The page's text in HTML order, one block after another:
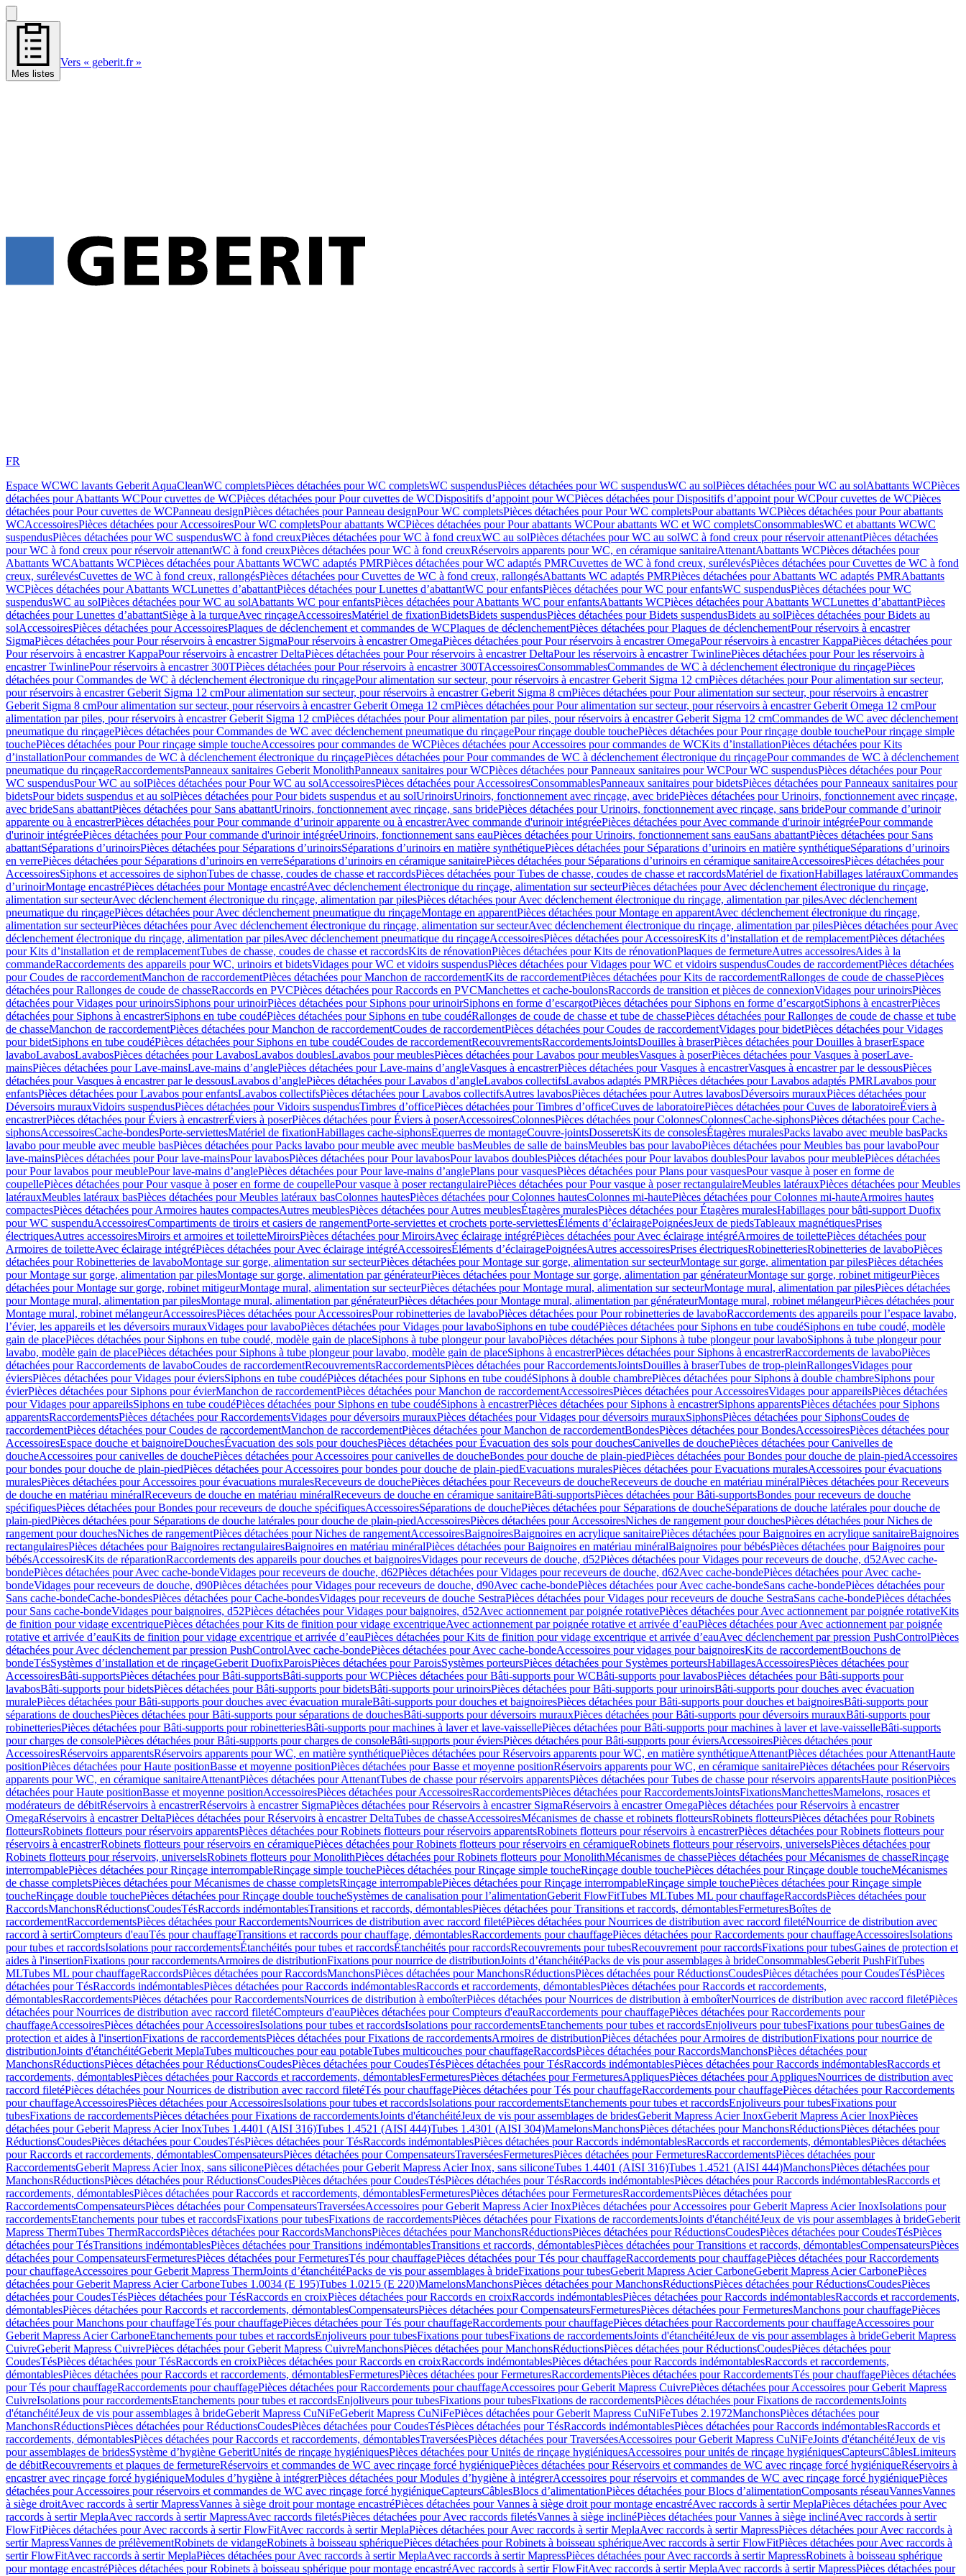
Mes listes
Vers « geberit.fr »
FR
Espace WCWC lavants Geberit AquaCleanWC completsPièces détachées pour WC completsWC suspendusPièces détachées pour WC suspendusWC au solPièces détachées pour WC au solAbattants WCPièces
détachées pour Abattants WCPour cuvettes de WCPièces détachées pour Pour cuvettes de WCDispositifs d’appoint pour WCPièces détachées pour Dispositifs d’appoint pour WCPour cuvettes de WCPièces
détachées pour Pour cuvettes de WCPanneau designPièces détachées pour Panneau designPour WC completsPièces détachées pour Pour WC completsPour abattants WCPièces détachées pour Pour abattants
WCAccessoiresPièces détachées pour AccessoiresPour WC completsPour abattants WCPièces détachées pour Pour abattants WCPour abattants WC et WC completsConsommablesWC et abattants WCWC
suspendusPièces détachées pour WC suspendusWC à fond creuxPièces détachées pour WC à fond creuxWC au solPièces détachées pour WC au solWC à fond creux pour réservoir attenantPièces détachées
pour WC à fond creux pour réservoir attenantWC à fond creuxPièces détachées pour WC à fond creuxRéservoirs apparents pour WC, en céramique sanitaireAttenantAbattants WCPièces détachées pour
Abattants WCAbattants WCPièces détachées pour Abattants WCWC adaptés PMRPièces détachées pour WC adaptés PMRCuvettes de WC à fond creux, surélevésPièces détachées pour Cuvettes de WC à fond
creux, surélevésCuvettes de WC à fond creux, rallongésPièces détachées pour Cuvettes de WC à fond creux, rallongésAbattants WC adaptés PMRPièces détachées pour Abattants WC adaptés PMRAbattants
WCPièces détachées pour Abattants WCLunettes d’abattantPièces détachées pour Lunettes d’abattantWC pour enfantsPièces détachées pour WC pour enfantsWC suspendusPièces détachées pour WC
suspendusWC au solPièces détachées pour WC au solAbattants WC pour enfantsPièces détachées pour Abattants WC pour enfantsAbattants WCPièces détachées pour Abattants WCLunettes d’abattantPièces
détachées pour Lunettes d’abattantSiège à la turqueAvec rinçageAccessoiresMatériel de fixationBidetsBidets suspendusPièces détachées pour Bidets suspendusBidets au solPièces détachées pour Bidets au
solAccessoiresPièces détachées pour AccessoiresPlaques de déclenchement et commandes de WCPlaques de déclenchementPièces détachées pour Plaques de déclenchementPour réservoirs à encastrer
SigmaPièces détachées pour Pour réservoirs à encastrer SigmaPour réservoirs à encastrer OmegaPièces détachées pour Pour réservoirs à encastrer OmegaPour réservoirs à encastrer KappaPièces détachées pour
Pour réservoirs à encastrer KappaPour réservoirs à encastrer DeltaPièces détachées pour Pour réservoirs à encastrer DeltaPour les réservoirs à encastrer TwinlinePièces détachées pour Pour les réservoirs à
encastrer TwinlinePour réservoirs à encastrer 300TPièces détachées pour Pour réservoirs à encastrer 300TAccessoiresConsommablesCommandes de WC à déclenchement électronique du rinçagePièces
détachées pour Commandes de WC à déclenchement électronique du rinçagePour alimentation sur secteur, pour réservoirs à encastrer Geberit Sigma 12 cmPièces détachées pour Pour alimentation sur secteur,
pour réservoirs à encastrer Geberit Sigma 12 cmPour alimentation sur secteur, pour réservoirs à encastrer Geberit Sigma 8 cmPièces détachées pour Pour alimentation sur secteur, pour réservoirs à encastrer
Geberit Sigma 8 cmPour alimentation sur secteur, pour réservoirs à encastrer Geberit Omega 12 cmPièces détachées pour Pour alimentation sur secteur, pour réservoirs à encastrer Geberit Omega 12 cmPour
alimentation par piles, pour réservoirs à encastrer Geberit Sigma 12 cmPièces détachées pour Pour alimentation par piles, pour réservoirs à encastrer Geberit Sigma 12 cmCommandes de WC avec déclenchement
pneumatique du rinçagePièces détachées pour Commandes de WC avec déclenchement pneumatique du rinçagePour rinçage double touchePièces détachées pour Pour rinçage double touchePour rinçage simple
touchePièces détachées pour Pour rinçage simple toucheAccessoires pour commandes de WCPièces détachées pour Accessoires pour commandes de WCKits d’installationPièces détachées pour Kits
d’installationPour commandes de WC à déclenchement électronique du rinçagePièces détachées pour Pour commandes de WC à déclenchement électronique du rinçagePour commandes de WC à déclenchement
pneumatique du rinçageRaccordementsPanneaux sanitaires Geberit MonolithPanneaux sanitaires pour WCPièces détachées pour Panneaux sanitaires pour WCPour WC suspendusPièces détachées pour Pour
WC suspendusPour WC au solPièces détachées pour Pour WC au solAccessoiresPièces détachées pour AccessoiresConsommablesPanneaux sanitaires pour bidetsPièces détachées pour Panneaux sanitaires pour
bidetsPour bidets suspendus et au solPièces détachées pour Pour bidets suspendus et au solUrinoirsUrinoirs, fonctionnement avec rinçage, avec bridePièces détachées pour Urinoirs, fonctionnement avec rinçage,
avec brideSans abattantPièces détachées pour Sans abattantUrinoirs, fonctionnement avec rinçage, sans bridePièces détachées pour Urinoirs, fonctionnement avec rinçage, sans bridePour commande d’urinoir
apparente ou à encastrerPièces détachées pour Pour commande d’urinoir apparente ou à encastrerAvec commande d'urinoir intégréePièces détachées pour Avec commande d'urinoir intégréePour commande
d'urinoir intégréePièces détachées pour Pour commande d'urinoir intégréeUrinoirs, fonctionnement sans eauPièces détachées pour Urinoirs, fonctionnement sans eauSans abattantPièces détachées pour Sans
abattantSéparations d’urinoirsPièces détachées pour Séparations d’urinoirsSéparations d’urinoirs en matière synthétiquePièces détachées pour Séparations d’urinoirs en matière synthétiqueSéparations d’urinoirs
en verrePièces détachées pour Séparations d’urinoirs en verreSéparations d’urinoirs en céramique sanitairePièces détachées pour Séparations d’urinoirs en céramique sanitaireAccessoiresPièces détachées pour
AccessoiresSiphons et accessoires de siphonTubes de chasse, coudes de chasse et raccordsPièces détachées pour Tubes de chasse, coudes de chasse et raccordsMatériel de fixationHabillages latérauxCommandes
dʼurinoirMontage encastréPièces détachées pour Montage encastréAvec déclenchement électronique du rinçage, alimentation sur secteurPièces détachées pour Avec déclenchement électronique du rinçage,
alimentation sur secteurAvec déclenchement électronique du rinçage, alimentation par pilesPièces détachées pour Avec déclenchement électronique du rinçage, alimentation par pilesAvec déclenchement
pneumatique du rinçagePièces détachées pour Avec déclenchement pneumatique du rinçageMontage en apparentPièces détachées pour Montage en apparentAvec déclenchement électronique du rinçage,
alimentation sur secteurPièces détachées pour Avec déclenchement électronique du rinçage, alimentation sur secteurAvec déclenchement électronique du rinçage, alimentation par pilesPièces détachées pour Avec
déclenchement électronique du rinçage, alimentation par pilesAvec déclenchement pneumatique du rinçageAccessoiresPièces détachées pour AccessoiresKits d’installation et de remplacementPièces détachées
pour Kits d’installation et de remplacementTubes de chasse, coudes de chasse et raccordsKits de rénovationPièces détachées pour Kits de rénovationPlaques de fermetureAutres accessoiresAides à la
commandeRaccordements des appareils pour WC, urinoirs et bidetsVidages pour WC et vidoirs suspendusPièces détachées pour Vidages pour WC et vidoirs suspendusCoudes de raccordementPièces détachées
pour Coudes de raccordementManchon de raccordementPièces détachées pour Manchon de raccordementKits de raccordementPièces détachées pour Kits de raccordementRallonges de coude de chassePièces
détachées pour Rallonges de coude de chasseRaccords en PVCPièces détachées pour Raccords en PVCManchettes et cache-boulonsRaccords de transition et pièces de connexionVidages pour urinoirsPièces
détachées pour Vidages pour urinoirsSiphons pour urinoirPièces détachées pour Siphons pour urinoirSiphons en forme d’escargotPièces détachées pour Siphons en forme d’escargotSiphons à encastrerPièces
détachées pour Siphons à encastrerSiphons en tube coudéPièces détachées pour Siphons en tube coudéRallonges de coude de chasse et tube de chassePièces détachées pour Rallonges de coude de chasse et tube
de chasseManchon de raccordementPièces détachées pour Manchon de raccordementCoudes de raccordementPièces détachées pour Coudes de raccordementVidages pour bidetPièces détachées pour Vidages
pour bidetSiphons en tube coudéPièces détachées pour Siphons en tube coudéCoudes de raccordementRecouvrementsRaccordementsJointsDouilles à braserPièces détachées pour Douilles à braserEspace
lavaboLavabosLavabosPièces détachées pour LavabosLavabos doublesLavabos pour meublesPièces détachées pour Lavabos pour meublesVasques à poserPièces détachées pour Vasques à poserLave-
mainsPièces détachées pour Lave-mainsLave-mains d’anglePièces détachées pour Lave-mains d’angleVasques à encastrerPièces détachées pour Vasques à encastrerVasques à encastrer par le dessousPièces
détachées pour Vasques à encastrer par le dessousLavabos d’anglePièces détachées pour Lavabos d’angleLavabos collectifsLavabos adaptés PMRPièces détachées pour Lavabos adaptés PMRLavabos pour
enfantsPièces détachées pour Lavabos pour enfantsLavabos collectifsPièces détachées pour Lavabos collectifsAutres lavabosPièces détachées pour Autres lavabosDéversoirs murauxPièces détachées pour
Déversoirs murauxVidoirs suspendusPièces détachées pour Vidoirs suspendusTimbres dʼofficePièces détachées pour Timbres dʼofficeCuves de laboratoirePièces détachées pour Cuves de laboratoireÉviers à
encastrerPièces détachées pour Éviers à encastrerÉviers à poserPièces détachées pour Éviers à poserAccessoiresColonnesPièces détachées pour ColonnesColonnesCache-siphonsPièces détachées pour Cache-
siphonsAccessoiresCache-bondesPorte-serviettesMatériel de fixationHabillages cache-siphonsEquerres de montageCouvre-jointsDosseretsKits de consolesÉtagères muralesPacks lavabo avec meuble basPacks
lavabo pour meuble avec meuble basPièces détachées pour Packs lavabo pour meuble avec meuble basMeubles de salle de bainsMeubles bas pour lavaboPièces détachées pour Meubles bas pour lavaboPour
lave-mainsPièces détachées pour Pour lave-mainsPour lavabosPièces détachées pour Pour lavabosPour lavabos doublesPièces détachées pour Pour lavabos doublesPour lavabos pour meublePièces détachées
pour Pour lavabos pour meublePour lave-mains d’anglePièces détachées pour Pour lave-mains d’anglePlans pour vasquesPièces détachées pour Plans pour vasquesPour vasque à poser en forme de
coupellePièces détachées pour Pour vasque à poser en forme de coupellePour vasque à poser rectangulairePièces détachées pour Pour vasque à poser rectangulaireMeubles latérauxPièces détachées pour Meubles
latérauxMeubles latéraux basPièces détachées pour Meubles latéraux basColonnes hautesPièces détachées pour Colonnes hautesColonnes mi-hautePièces détachées pour Colonnes mi-hauteArmoires hautes
compactesPièces détachées pour Armoires hautes compactesAutres meublesPièces détachées pour Autres meublesÉtagères muralesPièces détachées pour Étagères muralesHabillages pour bâti-support Duofix
pour WC suspenduAccessoiresCompartiments de tiroirs et casiers de rangementPorte-serviettes et crochets porte-serviettesÉléments d’éclairagePoignéesJeux de piedsTableaux magnétiquesPrises
électriquesAutres accessoiresMiroirs et armoires et toiletteMiroirsPièces détachées pour MiroirsAvec éclairage intégréPièces détachées pour Avec éclairage intégréArmoires de toilettePièces détachées pour
Armoires de toiletteAvec éclairage intégréPièces détachées pour Avec éclairage intégréAccessoiresÉléments d’éclairagePoignéesAutres accessoiresPrises électriquesRobinetteriesRobinetteries de lavaboPièces
détachées pour Robinetteries de lavaboMontage sur gorge, alimentation sur secteurPièces détachées pour Montage sur gorge, alimentation sur secteurMontage sur gorge, alimentation par pilesPièces détachées
pour Montage sur gorge, alimentation par pilesMontage sur gorge, alimentation par générateurPièces détachées pour Montage sur gorge, alimentation par générateurMontage sur gorge, robinet mitigeurPièces
détachées pour Montage sur gorge, robinet mitigeurMontage mural, alimentation sur secteurPièces détachées pour Montage mural, alimentation sur secteurMontage mural, alimentation par pilesPièces détachées
pour Montage mural, alimentation par pilesMontage mural, alimentation par générateurPièces détachées pour Montage mural, alimentation par générateurMontage mural, robinet mélangeurPièces détachées pour
Montage mural, robinet mélangeurAccessoiresPièces détachées pour AccessoiresPour robinetteries de lavaboPièces détachées pour Pour robinetteries de lavaboRaccordements des appareils pour l’espace lavabo,
l’évier, les appareils et les déversoirs murauxVidages pour lavaboPièces détachées pour Vidages pour lavaboSiphons en tube coudéPièces détachées pour Siphons en tube coudéSiphons en tube coudé, modèle
gain de placePièces détachées pour Siphons en tube coudé, modèle gain de placeSiphons à tube plongeur pour lavaboPièces détachées pour Siphons à tube plongeur pour lavaboSiphons à tube plongeur pour
lavabo, modèle gain de placePièces détachées pour Siphons à tube plongeur pour lavabo, modèle gain de placeSiphons à encastrerPièces détachées pour Siphons à encastrerRaccordements de lavaboPièces
détachées pour Raccordements de lavaboCoudes de raccordementRecouvrementsRaccordementsPièces détachées pour RaccordementsJointsDouilles à braserTubes de trop-pleinRallongesVidages pour
éviersPièces détachées pour Vidages pour éviersSiphons en tube coudéPièces détachées pour Siphons en tube coudéSiphons à double chambrePièces détachées pour Siphons à double chambreSiphons pour
évierPièces détachées pour Siphons pour évierManchon de raccordementPièces détachées pour Manchon de raccordementAccessoiresPièces détachées pour AccessoiresVidages pour appareilsPièces détachées
pour Vidages pour appareilsSiphons en tube coudéPièces détachées pour Siphons en tube coudéSiphons à encastrerPièces détachées pour Siphons à encastrerSiphons apparentsPièces détachées pour Siphons
apparentsRaccordementsPièces détachées pour RaccordementsVidages pour déversoirs murauxPièces détachées pour Vidages pour déversoirs murauxSiphonsPièces détachées pour SiphonsCoudes de
raccordementPièces détachées pour Coudes de raccordementManchon de raccordementPièces détachées pour Manchon de raccordementBondesPièces détachées pour BondesAccessoiresPièces détachées pour
AccessoiresEspace douche et baignoireDouchesÉvacuation des sols pour douchesPièces détachées pour Évacuation des sols pour douchesCanivelles de douchePièces détachées pour Canivelles de
doucheAccessoires pour canivelles de douchePièces détachées pour Accessoires pour canivelles de doucheBondes pour douche de plain-piedPièces détachées pour Bondes pour douche de plain-piedAccessoires
pour bondes pour douche de plain-piedPièces détachées pour Accessoires pour bondes pour douche de plain-piedEvacuations muralesPièces détachées pour Evacuations muralesAccessoires pour évacuations
muralesPièces détachées pour Accessoires pour évacuations muralesReceveurs de douchePièces détachées pour Receveurs de doucheReceveurs de douche en matériau minéralPièces détachées pour Receveurs
de douche en matériau minéralReceveurs de douche en matériau minéralReceveurs de douche en céramique sanitaireBâti-supportsPièces détachées pour Bâti-supportsBondes pour receveurs de douche
spécifiquesPièces détachées pour Bondes pour receveurs de douche spécifiquesAccessoiresSéparations de douchePièces détachées pour Séparations de doucheSéparations de douche latérales pour douche de
plain-piedPièces détachées pour Séparations de douche latérales pour douche de plain-piedAccessoiresPièces détachées pour AccessoiresNiches de rangement pour douchesPièces détachées pour Niches de
rangement pour douchesNiches de rangementPièces détachées pour Niches de rangementAccessoiresBaignoiresBaignoires en acrylique sanitairePièces détachées pour Baignoires en acrylique sanitaireBaignoires
rectangulairesPièces détachées pour Baignoires rectangulairesBaignoires en matériau minéralPièces détachées pour Baignoires en matériau minéralBaignoires pour bébésPièces détachées pour Baignoires pour
bébésAccessoiresKits de réparationRaccordements des appareils pour douches et baignoiresVidages pour receveurs de douche, d52Pièces détachées pour Vidages pour receveurs de douche, d52Avec cache-
bondePièces détachées pour Avec cache-bondeVidages pour receveurs de douche, d62Pièces détachées pour Vidages pour receveurs de douche, d62Avec cache-bondePièces détachées pour Avec cache-
bondeVidages pour receveurs de douche, d90Pièces détachées pour Vidages pour receveurs de douche, d90Avec cache-bondePièces détachées pour Avec cache-bondeSans cache-bondePièces détachées pour
Sans cache-bondeCache-bondesPièces détachées pour Cache-bondesVidages pour receveurs de douche SestraPièces détachées pour Vidages pour receveurs de douche SestraSans cache-bondePièces détachées
pour Sans cache-bondeVidages pour baignoires, d52Pièces détachées pour Vidages pour baignoires, d52Avec actionnement par poignée rotativePièces détachées pour Avec actionnement par poignée rotativeKits
de finition pour vidage excentriquePièces détachées pour Kits de finition pour vidage excentriqueAvec actionnement par poignée rotative et arrivée d’eauPièces détachées pour Avec actionnement par poignée
rotative et arrivée d’eauKits de finition pour vidage excentrique et arrivée d’eauPièces détachées pour Kits de finition pour vidage excentrique et arrivée d’eauAvec déclenchement par pression PushControlPièces
détachées pour Avec déclenchement par pression PushControlAvec cache-bondePièces détachées pour Avec cache-bondeAccessoires pour vidages pour baignoiresKits de raccordementBouchons de
bondeTésSystèmes d’installation et de rinçageGeberit DuofixParoisPièces détachées pour ParoisSystèmes porteursPièces détachées pour Systèmes porteursHabillagesAccessoiresPièces détachées pour
AccessoiresBâti-supportsPièces détachées pour Bâti-supportsBâti-supports pour WCPièces détachées pour Bâti-supports pour WCBâti-supports pour lavabosPièces détachées pour Bâti-supports pour
lavabosBâti-supports pour bidetsPièces détachées pour Bâti-supports pour bidetsBâti-supports pour urinoirsPièces détachées pour Bâti-supports pour urinoirsBâti-supports pour douches avec évacuation
muralePièces détachées pour Bâti-supports pour douches avec évacuation muraleBâti-supports pour douches et baignoiresPièces détachées pour Bâti-supports pour douches et baignoiresBâti-supports pour
séparations de douchesPièces détachées pour Bâti-supports pour séparations de douchesBâti-supports pour déversoirs murauxPièces détachées pour Bâti-supports pour déversoirs murauxBâti-supports pour
robinetteriesPièces détachées pour Bâti-supports pour robinetteriesBâti-supports pour machines à laver et lave-vaissellePièces détachées pour Bâti-supports pour machines à laver et lave-vaisselleBâti-supports
pour charges de consolePièces détachées pour Bâti-supports pour charges de consoleBâti-supports pour éviersPièces détachées pour Bâti-supports pour éviersAccessoiresPièces détachées pour
AccessoiresRéservoirs apparentsRéservoirs apparents pour WC, en matière synthétiquePièces détachées pour Réservoirs apparents pour WC, en matière synthétiqueAttenantPièces détachées pour AttenantHaute
positionPièces détachées pour Haute positionBasse et moyenne positionPièces détachées pour Basse et moyenne positionRéservoirs apparents pour WC, en céramique sanitairePièces détachées pour Réservoirs
apparents pour WC, en céramique sanitaireAttenantPièces détachées pour AttenantTubes de chasse pour réservoirs apparentsPièces détachées pour Tubes de chasse pour réservoirs apparentsHaute positionPièces
détachées pour Haute positionBasse et moyenne positionAccessoiresPièces détachées pour AccessoiresRaccordementsPièces détachées pour RaccordementsJointsFixationsManchettesMamelons, rosaces et
modérateurs de débitRéservoirs à encastrerRéservoirs à encastrer SigmaPièces détachées pour Réservoirs à encastrer SigmaRéservoirs à encastrer OmegaPièces détachées pour Réservoirs à encastrer
OmegaRéservoirs à encastrer DeltaPièces détachées pour Réservoirs à encastrer DeltaTubes de chasseAccessoiresMécanismes de chasse et robinets flotteursRobinets flotteursPièces détachées pour Robinets
flotteursRobinets flotteurs pour réservoirs apparentsPièces détachées pour Robinets flotteurs pour réservoirs apparentsRobinets flotteurs pour réservoirs à encastrerPièces détachées pour Robinets flotteurs pour
réservoirs à encastrerRobinets flotteurs pour réservoirs en céramiquePièces détachées pour Robinets flotteurs pour réservoirs en céramiqueRobinets flotteurs pour réservoirs, universelsPièces détachées pour
Robinets flotteurs pour réservoirs, universelsRobinets flotteurs pour MonolithPièces détachées pour Robinets flotteurs pour MonolithMécanismes de chassePièces détachées pour Mécanismes de chasseRinçage
interrompablePièces détachées pour Rinçage interrompableRinçage simple touchePièces détachées pour Rinçage simple toucheRinçage double touchePièces détachées pour Rinçage double toucheMécanismes
de chasse completsPièces détachées pour Mécanismes de chasse completsRinçage interrompablePièces détachées pour Rinçage interrompableRinçage simple touchePièces détachées pour Rinçage simple
toucheRinçage double touchePièces détachées pour Rinçage double toucheSystèmes de canalisation pour l’alimentationGeberit FlowFitTubes MLTubes ML pour chauffageRaccordsPièces détachées pour
RaccordsManchonsRéductionsCoudesTésRaccords indémontablesTransitions et raccords, démontablesPièces détachées pour Transitions et raccords, démontablesFermeturesBoîtes de
raccordementRaccordementsPièces détachées pour RaccordementsNourrices de distribution avec raccord filetéPièces détachées pour Nourrices de distribution avec raccord filetéNourrice de distribution avec
raccord à sertirCompteurs d'eauTés pour chauffageTransitions et raccords pour chauffage, démontablesRaccordements pour chauffagePièces détachées pour Raccordements pour chauffageAccessoiresIsolations
pour tubes et raccordsIsolations pour raccordementsÉtanchéités pour tubes et raccordsÉtanchéités pour raccordsRecouvrements pour tubesRecouvrement pour raccordsFixations pour tubesGaines de protection et
aides à l'insertionFixations pour raccordementsArmoires de distributionFixations pour nourrice de distributionJoints d’étanchéitéPacks de vis pour assemblages à brideConsommablesGeberit PushFitTubes
MLTubes ML pour chauffageRaccordsPièces détachées pour RaccordsManchonsPièces détachées pour ManchonsRéductionsPièces détachées pour RéductionsCoudesPièces détachées pour CoudesTésPièces
détachées pour TésRaccords indémontablesPièces détachées pour Raccords indémontablesRaccords et raccordements, démontablesPièces détachées pour Raccords et raccordements,
démontablesRaccordementsPièces détachées pour RaccordementsNourrices de distribution à emboîterPièces détachées pour Nourrices de distribution à emboîterNourrices de distribution avec raccord filetéPièces
détachées pour Nourrices de distribution avec raccord filetéCompteurs d'eauPièces détachées pour Compteurs d'eauRaccordements pour chauffagePièces détachées pour Raccordements pour
chauffageAccessoiresPièces détachées pour AccessoiresIsolations pour tubes et raccordsIsolations pour raccordementsEtanchements pour tubes et raccordsEnjoliveurs pour tubesFixations pour tubesGaines de
protection et aides à l'insertionFixations de raccordementsPièces détachées pour Fixations de raccordementsArmoires de distributionPièces détachées pour Armoires de distributionFixations pour nourrice de
distributionJoints d'étanchéitéGeberit MeplaTubes multicouches pour eau potableTubes multicouches pour chauffageRaccordsPièces détachées pour RaccordsManchonsPièces détachées pour
ManchonsRéductionsPièces détachées pour RéductionsCoudesPièces détachées pour CoudesTésPièces détachées pour TésRaccords indémontablesPièces détachées pour Raccords indémontablesRaccords et
raccordements, démontablesPièces détachées pour Raccords et raccordements, démontablesFermeturesPièces détachées pour FermeturesAppliquesPièces détachées pour AppliquesNourrices de distribution avec
raccord filetéPièces détachées pour Nourrices de distribution avec raccord filetéTés pour chauffagePièces détachées pour Tés pour chauffageRaccordements pour chauffagePièces détachées pour Raccordements
pour chauffageAccessoiresPièces détachées pour AccessoiresIsolations pour tubes et raccordsIsolations pour raccordementsEtanchements pour tubes et raccordsEnjoliveurs pour tubesFixations pour
tubesFixations de raccordementsPièces détachées pour Fixations de raccordementsJoints d'étanchéitéJeux de vis pour assemblages de bridesGeberit Mapress Acier InoxGeberit Mapress Acier InoxPièces
détachées pour Geberit Mapress Acier InoxTubes 1.4401 (AISI 316)Tubes 1.4521 (AISI 444)Tubes 1.4301 (AISI 304)MamelonsManchonsPièces détachées pour ManchonsRéductionsPièces détachées pour
RéductionsCoudesPièces détachées pour CoudesTésPièces détachées pour TésRaccords indémontablesPièces détachées pour Raccords indémontablesRaccords et raccordements, démontablesPièces détachées
pour Raccords et raccordements, démontablesCompensateursPièces détachées pour CompensateursTraverséesFermeturesPièces détachées pour FermeturesRaccordementsPièces détachées pour
RaccordementsGeberit Mapress Acier Inox, sans siliconePièces détachées pour Geberit Mapress Acier Inox, sans siliconeTubes 1.4401 (AISI 316)Tubes 1.4521 (AISI 444)ManchonsPièces détachées pour
ManchonsRéductionsPièces détachées pour RéductionsCoudesPièces détachées pour CoudesTésPièces détachées pour TésRaccords indémontablesPièces détachées pour Raccords indémontablesRaccords et
raccordements, démontablesPièces détachées pour Raccords et raccordements, démontablesFermeturesPièces détachées pour FermeturesRaccordementsPièces détachées pour
RaccordementsCompensateursPièces détachées pour CompensateursTraverséesAccessoires pour Geberit Mapress Acier InoxPièces détachées pour Accessoires pour Geberit Mapress Acier InoxIsolations pour
raccordementsEtanchements pour tubes et raccordsFixations pour tubesFixations de raccordementsPièces détachées pour Fixations de raccordementsJoints d'étanchéitéJeux de vis pour assemblages à brideGeberit
Mapress ThermTubes ThermRaccordsPièces détachées pour RaccordsManchonsPièces détachées pour ManchonsRéductionsPièces détachées pour RéductionsCoudesPièces détachées pour CoudesTésPièces
détachées pour TésTransitions indémontablesPièces détachées pour Transitions indémontablesTransitions et raccords, démontablesPièces détachées pour Transitions et raccords, démontablesCompensateursPièces
détachées pour CompensateursFermeturesPièces détachées pour FermeturesTés pour chauffagePièces détachées pour Tés pour chauffageRaccordements pour chauffagePièces détachées pour Raccordements
pour chauffageAccessoires pour Geberit Mapress ThermJoints d’étanchéitéPacks de vis pour assemblages à brideFixations pour tubesGeberit Mapress Acier CarboneGeberit Mapress Acier CarbonePièces
détachées pour Geberit Mapress Acier CarboneTubes 1.0034 (E 195)Tubes 1.0215 (E 220)MamelonsManchonsPièces détachées pour ManchonsRéductionsPièces détachées pour RéductionsCoudesPièces
détachées pour CoudesTésPièces détachées pour TésRaccords en croixPièces détachées pour Raccords en croixRaccords indémontablesPièces détachées pour Raccords indémontablesRaccords et raccordements,
démontablesPièces détachées pour Raccords et raccordements, démontablesCompensateursPièces détachées pour CompensateursFermeturesPièces détachées pour FermeturesManchons pour chauffagePièces
détachées pour Manchons pour chauffageTés pour chauffagePièces détachées pour Tés pour chauffageRaccordements pour chauffagePièces détachées pour Raccordements pour chauffageAccessoires pour
Geberit Mapress Acier CarboneEtanchements pour tubes et raccordsEnjoliveurs pour tubesFixations pour tubesFixations de raccordementsJoints d'étanchéitéJeux de vis pour assemblages à brideGeberit Mapress
CuivreGeberit Mapress CuivrePièces détachées pour Geberit Mapress CuivreManchonsPièces détachées pour ManchonsRéductionsPièces détachées pour RéductionsCoudesPièces détachées pour
CoudesTésPièces détachées pour TésRaccords en croixPièces détachées pour Raccords en croixRaccords indémontablesPièces détachées pour Raccords indémontablesRaccords et raccordements,
démontablesPièces détachées pour Raccords et raccordements, démontablesFermeturesPièces détachées pour FermeturesRaccordementsPièces détachées pour RaccordementsTés pour chauffagePièces détachées
pour Tés pour chauffageRaccordements pour chauffagePièces détachées pour Raccordements pour chauffageAccessoires pour Geberit Mapress CuivrePièces détachées pour Accessoires pour Geberit Mapress
CuivreIsolations pour raccordementsEtanchements pour tubes et raccordsEnjoliveurs pour tubesFixations pour tubesFixations de raccordementsPièces détachées pour Fixations de raccordementsJoints
d'étanchéitéJeux de vis pour assemblages à brideGeberit Mapress CuNiFeGeberit Mapress CuNiFePièces détachées pour Geberit Mapress CuNiFeTubes 2.1972ManchonsPièces détachées pour
ManchonsRéductionsPièces détachées pour RéductionsCoudesPièces détachées pour CoudesTésPièces détachées pour TésRaccords indémontablesPièces détachées pour Raccords indémontablesRaccords et
raccordements, démontablesPièces détachées pour Raccords et raccordements, démontablesTraverséesPièces détachées pour TraverséesAccessoires pour Geberit Mapress CuNiFeJoints d'étanchéitéJeux de vis
pour assemblages de bridesSystème d’hygiène GeberitUnités de rinçage hygiéniquesPièces détachées pour Unités de rinçage hygiéniquesAccessoires pour unités de rinçage hygiéniquesCapteursCâblesLimiteurs
de débitRecouvrements et plaques de fermetureRéservoirs et commandes de WC avec rinçage forcé hygiéniquePièces détachées pour Réservoirs et commandes de WC avec rinçage forcé hygiéniqueRéservoirs à
encastrer avec rinçage forcé hygiéniqueModules d’hygiène à intégrerPièces détachées pour Modules d’hygiène à intégrerAccessoires pour réservoirs et commandes de WC avec rinçage forcé hygiéniquePièces
détachées pour Accessoires pour réservoirs et commandes de WC avec rinçage forcé hygiéniqueCapteursCâblesBlocs d’alimentationPièces détachées pour Blocs d’alimentationComposants réseauVannesVannes
à siège droitAvec raccords à sertir MapressVannes à siège droit pour montage encastréPièces détachées pour Vannes à siège droit pour montage encastréAvec raccords à sertir MeplaPièces détachées pour Avec
raccords à sertir MeplaAvec raccords à sertir MapressAvec raccords filetésPièces détachées pour Avec raccords filetésVannes à siège inclinéPièces détachées pour Vannes à siège inclinéAvec raccords à sertir
FlowFitPièces détachées pour Avec raccords à sertir FlowFitAvec raccords à sertir MeplaPièces détachées pour Avec raccords à sertir MeplaAvec raccords à sertir MapressPièces détachées pour Avec raccords à
sertir MapressVannes de prélèvementRobinets de vidangeRobinets à boisseau sphériquePièces détachées pour Robinets à boisseau sphériqueAvec raccords à sertir FlowFitPièces détachées pour Avec raccords à
sertir FlowFitAvec raccords à sertir MeplaPièces détachées pour Avec raccords à sertir MeplaAvec raccords à sertir MapressPièces détachées pour Avec raccords à sertir MapressRobinets à boisseau sphérique
pour montage encastréPièces détachées pour Robinets à boisseau sphérique pour montage encastréAvec raccords à sertir FlowFitAvec raccords à sertir MeplaAvec raccords à sertir MapressPièces détachées pour